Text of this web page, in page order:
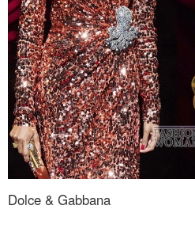
Dolce & Gabbana